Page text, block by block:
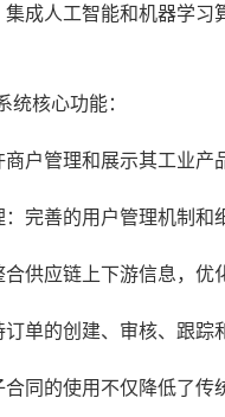
成人工智能和机器学
统核心功能：
户管理和展示其工业产
完善的用户管理机制和
供应链上下游信息，优
单的创建、审核、跟踪
同的使用不仅降低了传